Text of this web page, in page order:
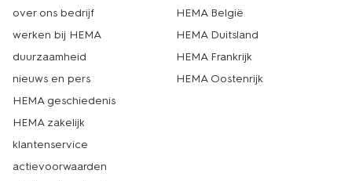
over ons bedrijf
werken bij HEMA
duurzaamheid
nieuws en pers
HEMA geschiedenis
HEMA zakelijk
klantenservice
actievoorwaarden
HEMA België
HEMA Duitsland
HEMA Frankrijk
HEMA Oostenrijk